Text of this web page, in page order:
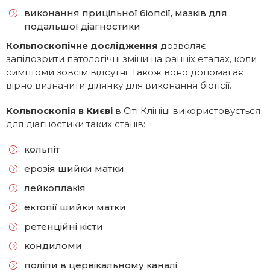
виконання прицільної біопсії, мазків для
подальшої діагностики
Кольпоскопічне дослідження дозволяє
запідозрити патологічні зміни на ранніх етапах, коли
симптоми зовсім відсутні. Також воно допомагає
вірно визначити ділянку для виконання біопсії.
Кольпоскопія в Києві в Сіті Клініці використовується
для діагностики таких станів:
кольпіт
ерозія шийки матки
лейкоплакія
ектопії шийки матки
ретенційні кісти
кондиломи
поліпи в цервікальному каналі